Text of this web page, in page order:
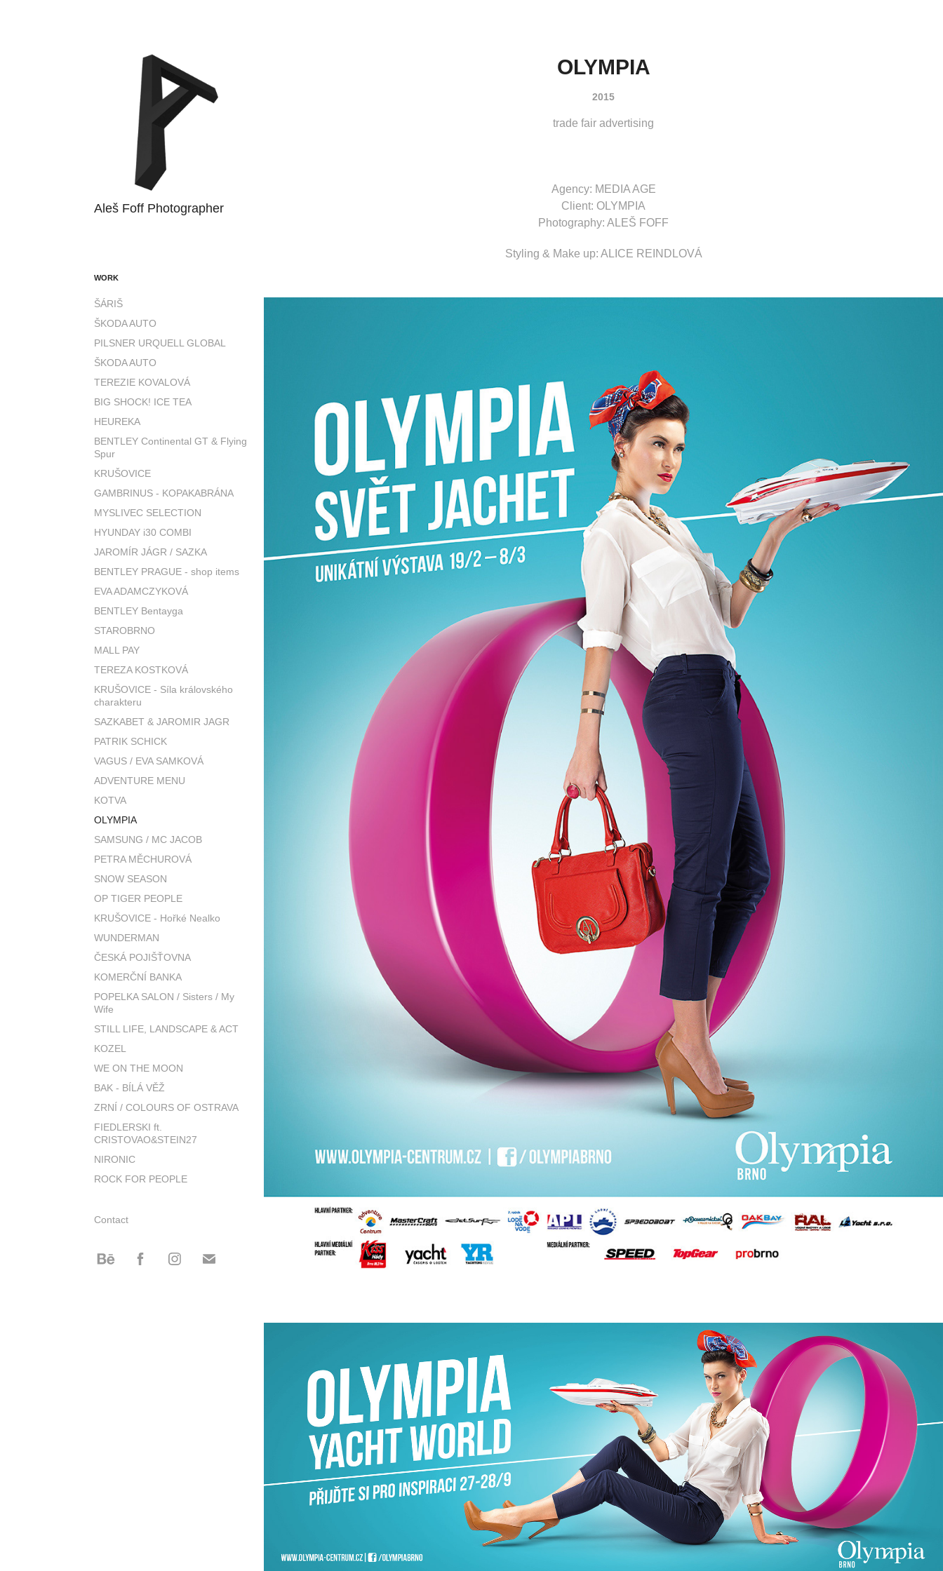
Aleš Foff Photographer
WORK
ŠÁRIŠ
ŠKODA AUTO
PILSNER URQUELL GLOBAL
ŠKODA AUTO
TEREZIE KOVALOVÁ
BIG SHOCK! ICE TEA
HEUREKA
BENTLEY Continental GT & Flying
Spur
KRUŠOVICE
GAMBRINUS - KOPAKABRÁNA
MYSLIVEC SELECTION
HYUNDAY i30 COMBI
JAROMÍR JÁGR / SAZKA
BENTLEY PRAGUE - shop items
EVA ADAMCZYKOVÁ
BENTLEY Bentayga
STAROBRNO
MALL PAY
TEREZA KOSTKOVÁ
KRUŠOVICE - Síla královského
charakteru
SAZKABET & JAROMIR JAGR
PATRIK SCHICK
VAGUS / EVA SAMKOVÁ
ADVENTURE MENU
KOTVA
OLYMPIA
SAMSUNG / MC JACOB
PETRA MĚCHUROVÁ
SNOW SEASON
OP TIGER PEOPLE
KRUŠOVICE - Hořké Nealko
WUNDERMAN
ČESKÁ POJIŠŤOVNA
KOMERČNÍ BANKA
POPELKA SALON / Sisters / My
Wife
STILL LIFE, LANDSCAPE & ACT
KOZEL
WE ON THE MOON
BAK - BÍLÁ VĚŽ
ZRNÍ / COLOURS OF OSTRAVA
FIEDLERSKI ft.
CRISTOVAO&STEIN27
NIRONIC
ROCK FOR PEOPLE
Contact
OLYMPIA
2015
trade fair advertising
Agency: MEDIA AGE
Client: OLYMPIA
Photography: ALEŠ FOFF
Styling & Make up: ALICE REINDLOVÁ